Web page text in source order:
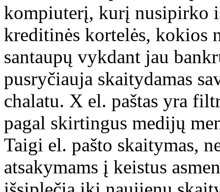
kompiuterį, kurį nusipirko
kreditinės kortelės, kokios
santaupų vykdant jau
pusryčiauja skaitydamas
chalatu. X el. paštas yra
pagal skirtingus medijų
Taigi el. pašto skaitymas,
atsakymams į keistus